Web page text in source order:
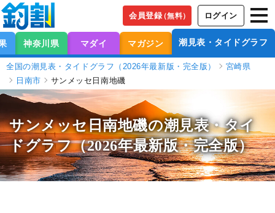
会員登録（無料） ログイン
神奈川県 マダイ マガジン 潮見表・タイドグラフ
全国の潮見表・タイドグラフ（2026年最新版・完全版）
宮崎県
日南市
サンメッセ日南地磯
サンメッセ日南地磯の潮見表・タイ
ドグラフ（2026年最新版・完全版）